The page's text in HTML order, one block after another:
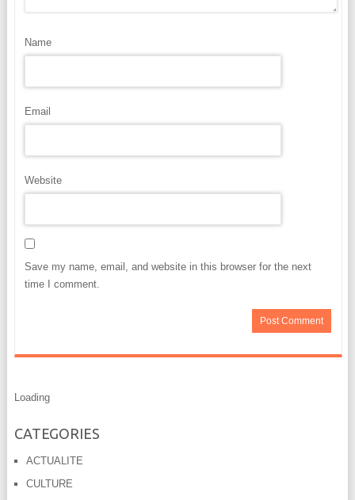
Name
Email
Website
Save my name, email, and website in this browser for the next
time I comment.
Loading
CATEGORIES
ACTUALITE
CULTURE